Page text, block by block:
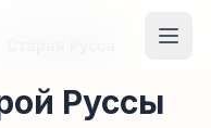
Руссы